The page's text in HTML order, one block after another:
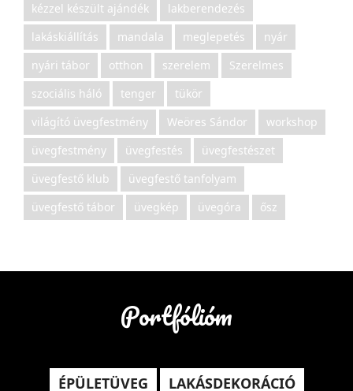
kézzel készült ajándék
lakberendezés
lakáskiállítás
mandala meglepetés
nyár
nyári tábor
otthon szerelem
Szerelmes
szociális háló
tenger
tükör
világító üvegfestmény
Weöres Sándor
workshop
üvegfestmény
üvegfestés
üvegfestészet
üvegfestő klub
üvegfestő tanfolyam
üvegfestő tábor
üvegkép üvegóra ősz
Portfólióm
ÉPÜLETÜVEG
LAKÁSDEKORÁCIÓ